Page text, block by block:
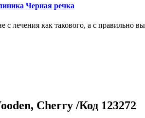
Черная речка
лечения как такового, а с правильно
Cherry /Код 123272